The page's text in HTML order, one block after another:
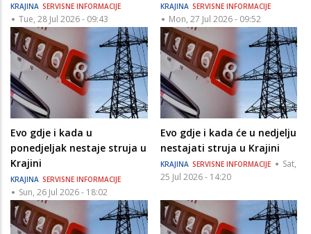
KRAJINA SERVISNE INFORMACIJE
Tue, 28 Jul 2026 - 09:43
KRAJINA SERVISNE INFORMACIJE
Mon, 27 Jul 2026 - 09:52
Evo gdje i kada u
ponedjeljak nestaje struja u
Krajini
KRAJINA SERVISNE INFORMACIJE
Sun, 26 Jul 2026 - 18:02
Evo gdje i kada će u nedjelju
nestajati struja u Krajini
KRAJINA SERVISNE INFORMACIJE
Sat,
25 Jul 2026 - 14:20